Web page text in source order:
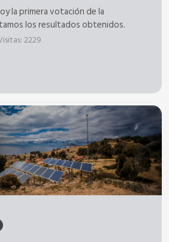
la primera votación de la
los resultados obtenidos.
2229